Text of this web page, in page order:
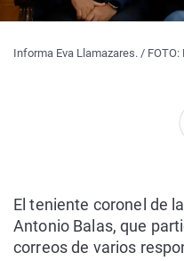
Informa Eva Llamazares. / FOTO:
El teniente coronel de
Antonio Balas, que
correos de varios